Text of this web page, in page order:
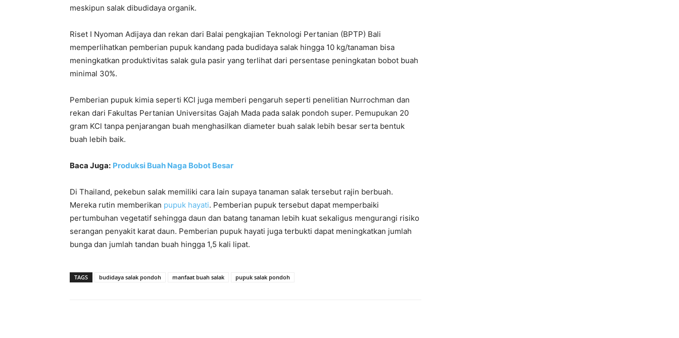
meskipun salak dibudidaya organik.
Riset I Nyoman Adijaya dan rekan dari Balai pengkajian Teknologi Pertanian (BPTP) Bali
memperlihatkan pemberian pupuk kandang pada budidaya salak hingga 10 kg/tanaman bisa
meningkatkan produktivitas salak gula pasir yang terlihat dari persentase peningkatan bobot buah
minimal 30%.
Pemberian pupuk kimia seperti KCl juga memberi pengaruh seperti penelitian Nurrochman dan
rekan dari Fakultas Pertanian Universitas Gajah Mada pada salak pondoh super. Pemupukan 20
gram KCl tanpa penjarangan buah menghasilkan diameter buah salak lebih besar serta bentuk
buah lebih baik.
Baca Juga: Produksi Buah Naga Bobot Besar
Di Thailand, pekebun salak memiliki cara lain supaya tanaman salak tersebut rajin berbuah.
Mereka rutin memberikan pupuk hayati. Pemberian pupuk tersebut dapat memperbaiki
pertumbuhan vegetatif sehingga daun dan batang tanaman lebih kuat sekaligus mengurangi risiko
serangan penyakit karat daun. Pemberian pupuk hayati juga terbukti dapat meningkatkan jumlah
bunga dan jumlah tandan buah hingga 1,5 kali lipat.
TAGS budidaya salak pondoh manfaat buah salak pupuk salak pondoh